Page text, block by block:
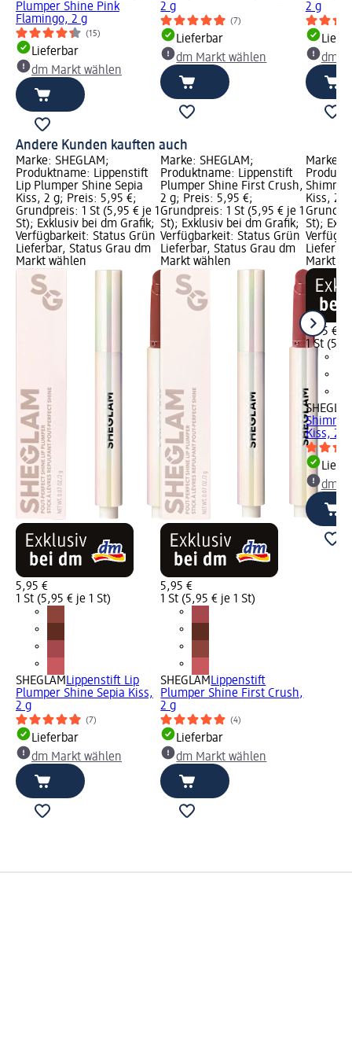
Plumper Shine Pink
Flamingo, 2 g
(15)
Lieferbar
dm Markt wählen
2 g
(7)
Lieferbar
dm Markt wählen
2 g
dm
Andere Kunden kauften auch
Marke: SHEGLAM;
Produktname: Lippenstift
Lip Plumper Shine Sepia
Kiss, 2 g; Preis: 5,95 €;
Grundpreis: 1 St (5,95 € je 1
St); Exklusiv bei dm Grafik;
Verfügbarkeit: Status Grün
Lieferbar, Status Grau dm
Markt wählen
5,95 €
1 St (5,95 € je 1 St)
SHEGLAM Lippenstift Lip
Plumper Shine Sepia Kiss,
2 g
(7)
Lieferbar
dm Markt wählen
Marke: SHEGLAM;
Produktname: Lippenstift
Plumper Shine First Crush,
2 g; Preis: 5,95 €;
Grundpreis: 1 St (5,95 € je 1
St); Exklusiv bei dm Grafik;
Verfügbarkeit: Status Grün
Lieferbar, Status Grau dm
Markt wählen
5,95 €
1 St (5,95 € je 1 St)
SHEGLAM Lippenstift
Plumper Shine First Crush,
2 g
(4)
Lieferbar
dm Markt wählen
Marke:
Kiss,
St);
Markt
5,95 €
1 St
Kiss, 2,3
dm